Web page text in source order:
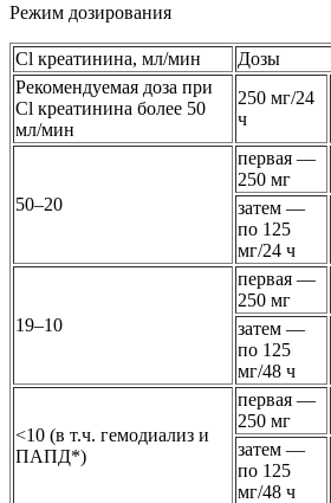
Режим дозирования
Cl креатинина, мл/мин
Дозы
Рекомендуемая доза при
Cl креатинина более 50
мл/мин
250 мг/24
ч
50–20
первая —
250 мг
затем —
по 125
мг/24 ч
19–10
первая —
250 мг
затем —
по 125
мг/48 ч
<10 (в т.ч. гемодиализ и
ПАПД*)
первая —
250 мг
затем —
по 125
мг/48 ч